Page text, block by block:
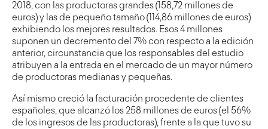
2018, con las productoras grandes (158,72 millones de
euros) y las de pequeño tamaño (114,86 millones de euros)
exhibiendo los mejores resultados. Esos 4 millones
suponen un decremento del 7% con respecto a la edición
anterior, circunstancia que los responsables del estudio
atribuyen a la entrada en el mercado de un mayor número
de productoras medianas y pequeñas.
Así mismo creció la facturación procedente de clientes
españoles, que alcanzó los 258 millones de euros (el 56%
de los ingresos de las productoras), frente a la que tuvo su